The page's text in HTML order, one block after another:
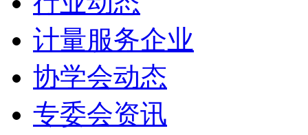
计量服务企业
协学会动态
专委会资讯